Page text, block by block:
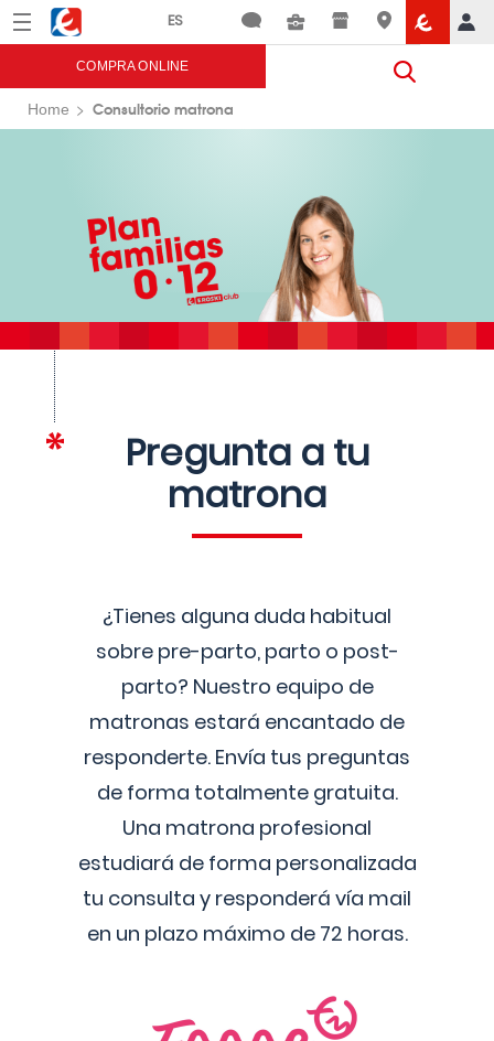
Menú Eroski
COMPRA ONLINE
Home Consultorio matrona
Pregunta a tu
matrona
¿Tienes alguna duda habitual
sobre pre-parto, parto o post-
parto? Nuestro equipo de
matronas estará encantado de
responderte. Envía tus preguntas
de forma totalmente gratuita.
Una matrona profesional
estudiará de forma personalizada
tu consulta y responderá vía mail
en un plazo máximo de 72 horas.